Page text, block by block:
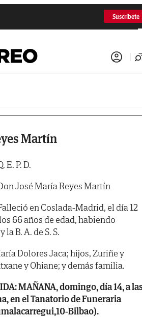
Suscríbete
Martín
E. P. D.
José María Reyes Martín
en Coslada-Madrid, el día 12
66 años de edad, habiendo
la B. A. de S. S.
Dolores Jaca; hijos, Zuriñe y
y Ohiane; y demás familia.
MAÑANA, domingo, día 14, a
en el Tanatorio de Funeraria
Bilbao).